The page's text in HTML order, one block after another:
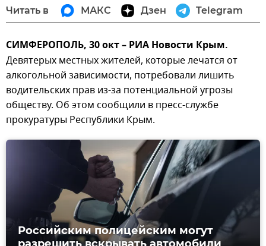
Читать в МАКС Дзен Telegram
СИМФЕРОПОЛЬ, 30 окт – РИА Новости Крым.
Девятерых местных жителей, которые лечатся от
алкогольной зависимости, потребовали лишить
водительских прав из-за потенциальной угрозы
обществу. Об этом сообщили в пресс-службе
прокуратуры Республики Крым.
Российским полицейским могут
разрешить вскрывать автомобили